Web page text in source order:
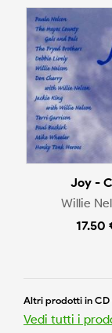
Joy -
Willie
17.50
Altri prodotti in
Vedi tutti i